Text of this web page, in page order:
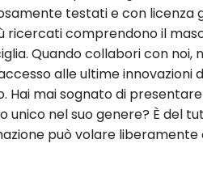
testati e con licenza
ricercati comprendono il
Quando collabori con noi,
alle ultime innovazioni
Hai mai sognato di
unico nel suo genere? È del
può volare liberamente